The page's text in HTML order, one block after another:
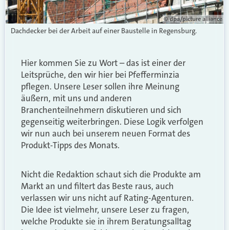
© dpa/picture alliance
Dachdecker bei der Arbeit auf einer Baustelle in Regensburg.
Hier kommen Sie zu Wort – das ist einer der
Leitsprüche, den wir hier bei Pfefferminzia
pflegen. Unsere Leser sollen ihre Meinung
äußern, mit uns und anderen
Branchenteilnehmern diskutieren und sich
gegenseitig weiterbringen. Diese Logik verfolgen
wir nun auch bei unserem neuen Format des
Produkt-Tipps des Monats.
Nicht die Redaktion schaut sich die Produkte am
Markt an und filtert das Beste raus, auch
verlassen wir uns nicht auf Rating-Agenturen.
Die Idee ist vielmehr, unsere Leser zu fragen,
welche Produkte sie in ihrem Beratungsalltag